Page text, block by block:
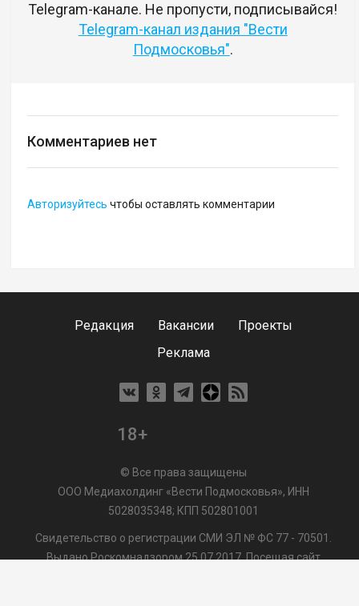
Telegram-канале. Не пропусти, подписывайся!
Telegram-канал издания "Вести
Подмосковья".
Комментариев нет
Авторизуйтесь чтобы оставлять комментарии
Редакция Вакансии
Проекты
Реклама
18+
© Все права защищены
ООО Медиахолдинг «Вести Подмосковья», ИНН
5028035348; КПП 502801001
Свидетельство о регистрации СМИ ЭЛ № ФС 77 - 70501.
Выдано Роскомнадзором 25.07.2017. Посещая сайт